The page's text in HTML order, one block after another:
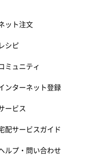
ット注文
レシピ
ミュニティ
ンターネット登録
ービス
配サービスガイド
ルプ・問い合わせ